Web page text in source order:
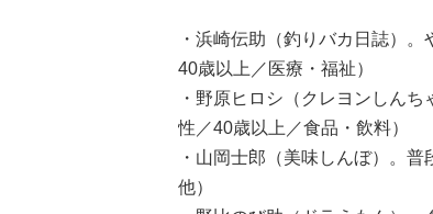
・浜崎伝助（釣りバカ日誌）
40歳以上／医療・福祉）
・野原ヒロシ（クレヨンしん
性／40歳以上／食品・飲料）
・山岡士郎（美味しんぼ）。
他）